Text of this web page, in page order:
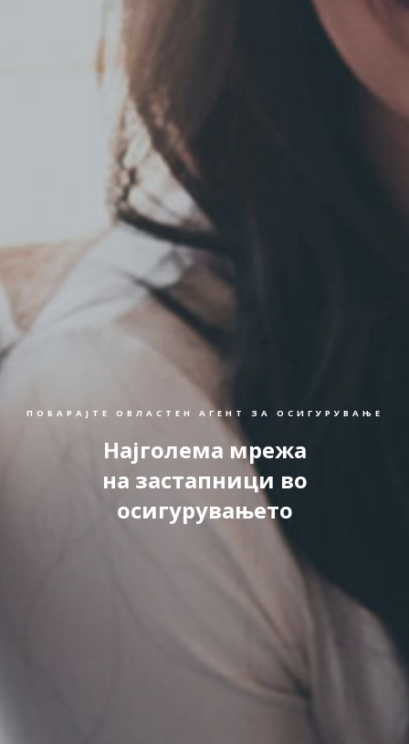
ПОБАРАЈТЕ ОВЛАСТЕН АГЕНТ ЗА ОСИГУРУВАЊЕ
Најголема мрежа
на застапници во
осигурувањето